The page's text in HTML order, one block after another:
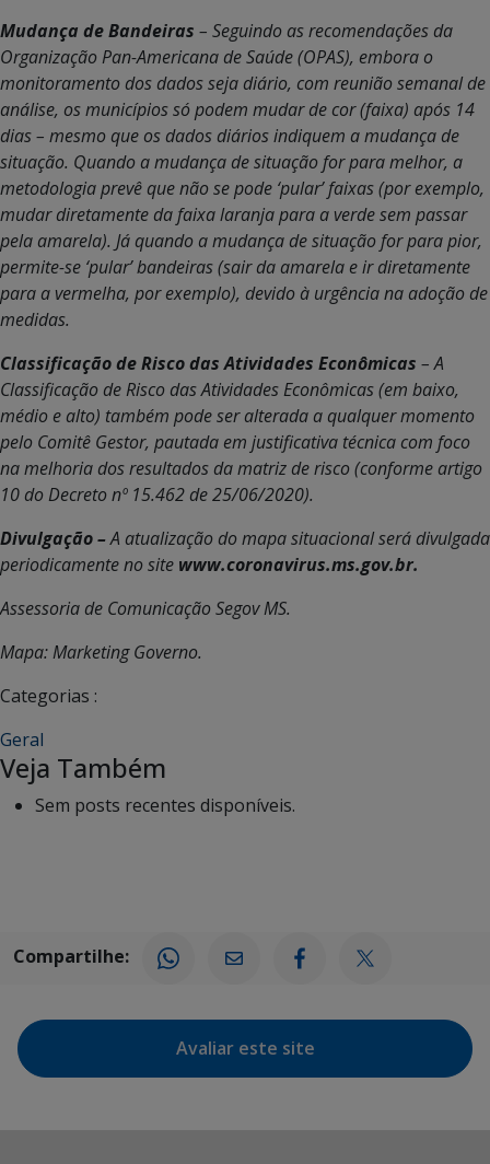
Mudança de Bandeiras – Seguindo as recomendações da
Organização Pan-Americana de Saúde (OPAS), embora o
monitoramento dos dados seja diário, com reunião semanal de
análise, os municípios só podem mudar de cor (faixa) após 14
dias – mesmo que os dados diários indiquem a mudança de
situação. Quando a mudança de situação for para melhor, a
metodologia prevê que não se pode ‘pular’ faixas (por exemplo,
mudar diretamente da faixa laranja para a verde sem passar
pela amarela). Já quando a mudança de situação for para pior,
permite-se ‘pular’ bandeiras (sair da amarela e ir diretamente
para a vermelha, por exemplo), devido à urgência na adoção de
medidas.
Classificação de Risco das Atividades Econômicas – A
Classificação de Risco das Atividades Econômicas (em baixo,
médio e alto) também pode ser alterada a qualquer momento
pelo Comitê Gestor, pautada em justificativa técnica com foco
na melhoria dos resultados da matriz de risco (conforme artigo
10 do Decreto nº 15.462 de 25/06/2020).
Divulgação –A atualização do mapa situacional será divulgada
periodicamente no site www.coronavirus.ms.gov.br.
Assessoria de Comunicação Segov MS.
Mapa: Marketing Governo.
Categorias :
Geral
Veja Também
Sem posts recentes disponíveis.
Compartilhe:
Avaliar este site